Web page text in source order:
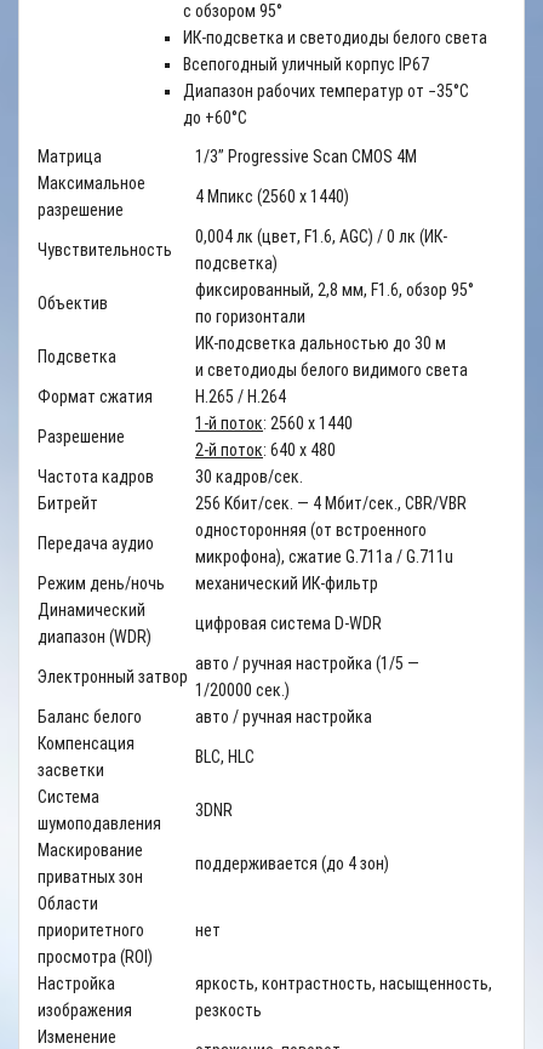
с обзором 95°
ИК-подсветка и светодиоды белого света
Всепогодный уличный корпус IP67
Диапазон рабочих температур от −35°С
до +60°С
Матрица
1/3’’ Progressive Scan CMOS 4M
Максимальное
разрешение
4 Мпикс (2560 x 1440)
Чувствительность
0,004 лк (цвет, F1.6, AGC) / 0 лк (ИК-
подсветка)
Объектив
фиксированный, 2,8 мм, F1.6, обзор 95°
по горизонтали
Подсветка
ИК-подсветка дальностью до 30 м
и светодиоды белого видимого света
Формат сжатия
H.265 / H.264
Разрешение
1-й поток: 2560 x 1440
2-й поток: 640 x 480
Частота кадров
30 кадров/сек.
Битрейт
256 Kбит/сек. — 4 Мбит/сек., CBR/VBR
Передача аудио
односторонняя (от встроенного
микрофона), сжатие G.711a / G.711u
Режим день/ночь
механический ИК-фильтр
Динамический
диапазон (WDR)
цифровая система D-WDR
Электронный затвор
авто / ручная настройка (1/5 —
1/20000 сек.)
Баланс белого
авто / ручная настройка
Компенсация
засветки
BLC, HLC
Система
шумоподавления
3DNR
Маскирование
приватных зон
поддерживается (до 4 зон)
Области
приоритетного
просмотра (ROI)
нет
Настройка
изображения
яркость, контрастность, насыщенность,
резкость
Изменение